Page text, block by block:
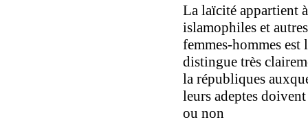
La laïcité appartient
islamophiles et
femmes-hommes
distingue très
la républiques
leurs adeptes
ou non